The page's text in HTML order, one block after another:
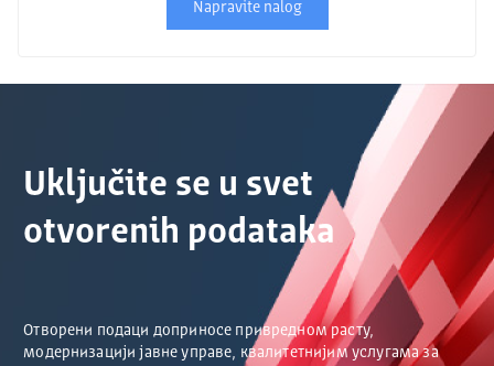
Napravite nalog
Uključite se u svet
otvorenih podataka
Отворени подаци доприносе привредном расту,
модернизацији јавне управе, квалитетнијим услугама за